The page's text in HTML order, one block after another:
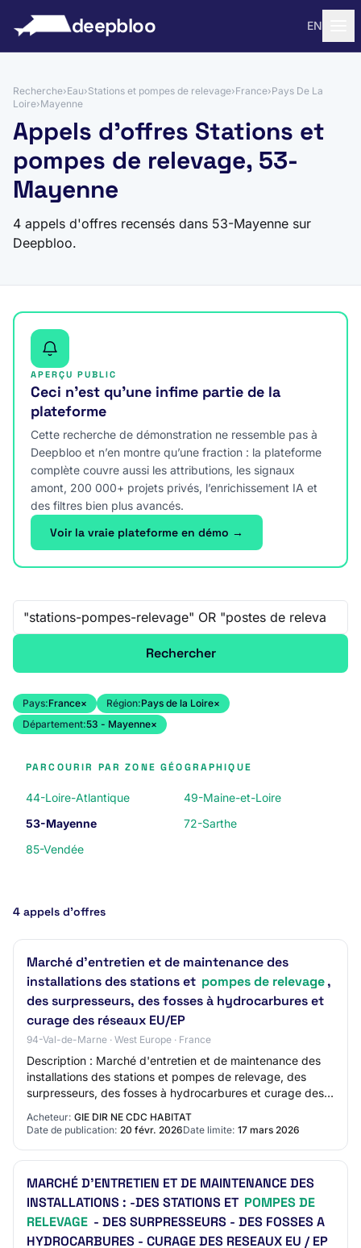
deepbloo EN
Recherche›Eau›Stations et pompes de relevage›France›Pays De La
Loire›Mayenne
Appels d'offres Stations et
pompes de relevage, 53-
Mayenne
4 appels d'offres recensés dans 53-Mayenne sur
Deepbloo.
APERÇU PUBLIC
Ceci n’est qu’une infime partie de la
plateforme
Cette recherche de démonstration ne ressemble pas à
Deepbloo et n’en montre qu’une fraction : la plateforme
complète couvre aussi les attributions, les signaux
amont, 200 000+ projets privés, l’enrichissement IA et
des filtres bien plus avancés.
Voir la vraie plateforme en démo →
Recherche libre
Rechercher
Pays:France× Région:Pays de la Loire×
Département:53 - Mayenne×
PARCOURIR PAR ZONE GÉOGRAPHIQUE
44-Loire-Atlantique
49-Maine-et-Loire
53-Mayenne
72-Sarthe
85-Vendée
4 appels d’offres
Marché d'entretien et de maintenance des
installations des stations et pompes de relevage,
des surpresseurs, des fosses à hydrocarbures et
curage des réseaux EU/EP
94-Val-de-Marne · West Europe · France
Description : Marché d'entretien et de maintenance des
installations des stations et pompes de relevage, des
surpresseurs, des fosses à hydrocarbures et curage des
Acheteur: GIE DIR NE CDC HABITAT
Date de publication: 20 févr. 2026Date limite: 17 mars 2026
MARCHÉ D'ENTRETIEN ET DE MAINTENANCE DES
INSTALLATIONS : -DES STATIONS ET POMPES DE
RELEVAGE - DES SURPRESSEURS - DES FOSSES A
HYDROCARBURES - CURAGE DES RESEAUX EU / EP